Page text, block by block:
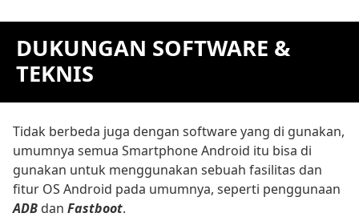
DUKUNGAN SOFTWARE &
TEKNIS
Tidak berbeda juga dengan software yang di gunakan,
umumnya semua Smartphone Android itu bisa di
gunakan untuk menggunakan sebuah fasilitas dan
fitur OS Android pada umumnya, seperti penggunaan
ADB dan Fastboot.